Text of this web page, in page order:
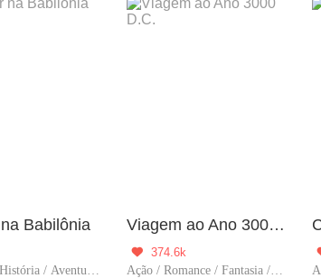
Babilônia
Romance / História / Aventura / Viagem no tempo
Viagem ao Ano 3000 D.C.

374.6k
Ação / Romance / Fantasia / Aventura / Viagem no tempo / Supernatural